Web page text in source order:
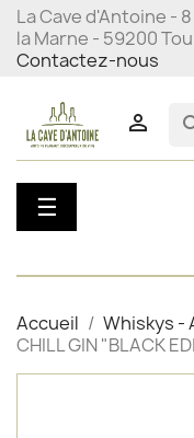
La Cave d'Antoine -
la Marne - 59200
Contactez-nous

Basculer
la
☰
Accueil Whiskys -
CHILL GIN "BLACK